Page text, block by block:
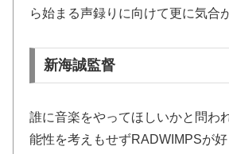
ら始まる声録りに向けて更に気合
新海誠監督
誰に音楽をやってほしいかと問わ
能性を考えもせずRADWIMPSが